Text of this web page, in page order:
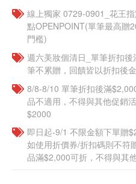
線上獨家 0729-0901_花王
點OPENPOINT(單筆最高贈
門檻)
週六美妝個清日_單筆折扣
筆不累贈，回饋皆以折扣後
8/8-8/10 單筆折扣後滿
品不適用，不得與其他促銷
$2000
即日起-9/1 不限金額下單贈
如使用折價券/折扣碼則不符
品滿$2,000可折，不得與其